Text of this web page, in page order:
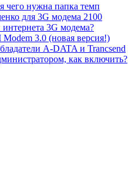
чего нужна папка темп
для 3G модема 2100
интернета 3G модема?
3.0 (новая версия!)
A-DATA и Trancsend
как включить?